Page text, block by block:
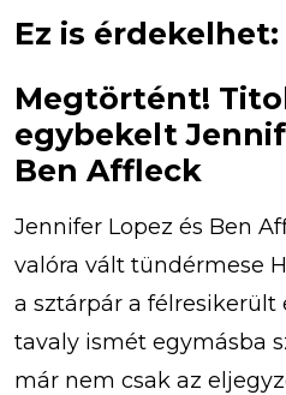
Ez is érdekelhet:
Megtörtént!
egybekelt
Ben Affleck
Jennifer Lopez és Ben
valóra vált tündérmese
a sztárpár a félresikerült
tavaly ismét egymásba
már nem csak az